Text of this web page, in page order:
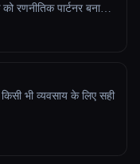
रणनीतिक पार्टनर बनाया
भी व्यवसाय के लिए सही